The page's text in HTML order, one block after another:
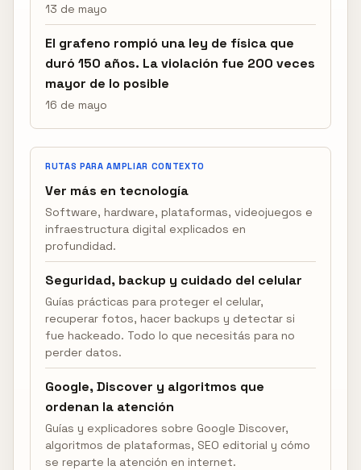
13 de mayo
El grafeno rompió una ley de física que
duró 150 años. La violación fue 200 veces
mayor de lo posible
16 de mayo
RUTAS PARA AMPLIAR CONTEXTO
Ver más en tecnología
Software, hardware, plataformas, videojuegos e
infraestructura digital explicados en
profundidad.
Seguridad, backup y cuidado del celular
Guías prácticas para proteger el celular,
recuperar fotos, hacer backups y detectar si
fue hackeado. Todo lo que necesitás para no
perder datos.
Google, Discover y algoritmos que
ordenan la atención
Guías y explicadores sobre Google Discover,
algoritmos de plataformas, SEO editorial y cómo
se reparte la atención en internet.